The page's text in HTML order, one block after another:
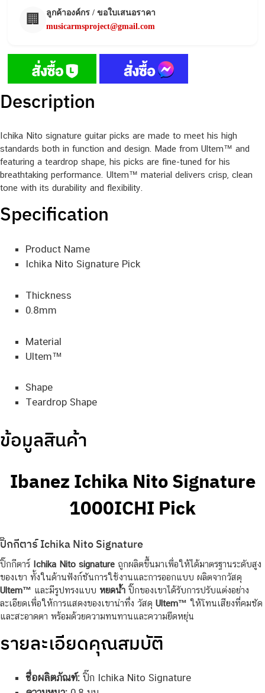
🏢
ลูกค้าองค์กร / ขอใบเสนอราคา
musicarmsproject@gmail.com
Description
Ichika Nito signature guitar picks are made to meet his high
standards both in function and design. Made from Ultem™ and
featuring a teardrop shape, his picks are fine-tuned for his
breathtaking performance. Ultem™ material delivers crisp, clean
tone with its durability and flexibility.
Specification
Product Name
Ichika Nito Signature Pick
Thickness
0.8mm
Material
Ultem™
Shape
Teardrop Shape
ข้อมูลสินค้า
Ibanez Ichika Nito Signature
1000ICHI Pick
ปิ๊กกีตาร์ Ichika Nito Signature
ปิ๊กกีตาร์ Ichika Nito signature ถูกผลิตขึ้นมาเพื่อให้ได้มาตรฐานระดับสูง
ของเขา ทั้งในด้านฟังก์ชันการใช้งานและการออกแบบ ผลิตจากวัสดุ
Ultem™ และมีรูปทรงแบบ หยดน้ำ ปิ๊กของเขาได้รับการปรับแต่งอย่าง
ละเอียดเพื่อให้การแสดงของเขาน่าทึ่ง วัสดุ Ultem™ ให้โทนเสียงที่คมชัด
และสะอาดตา พร้อมด้วยความทนทานและความยืดหยุ่น
รายละเอียดคุณสมบัติ
ชื่อผลิตภัณฑ์:ปิ๊ก Ichika Nito Signature